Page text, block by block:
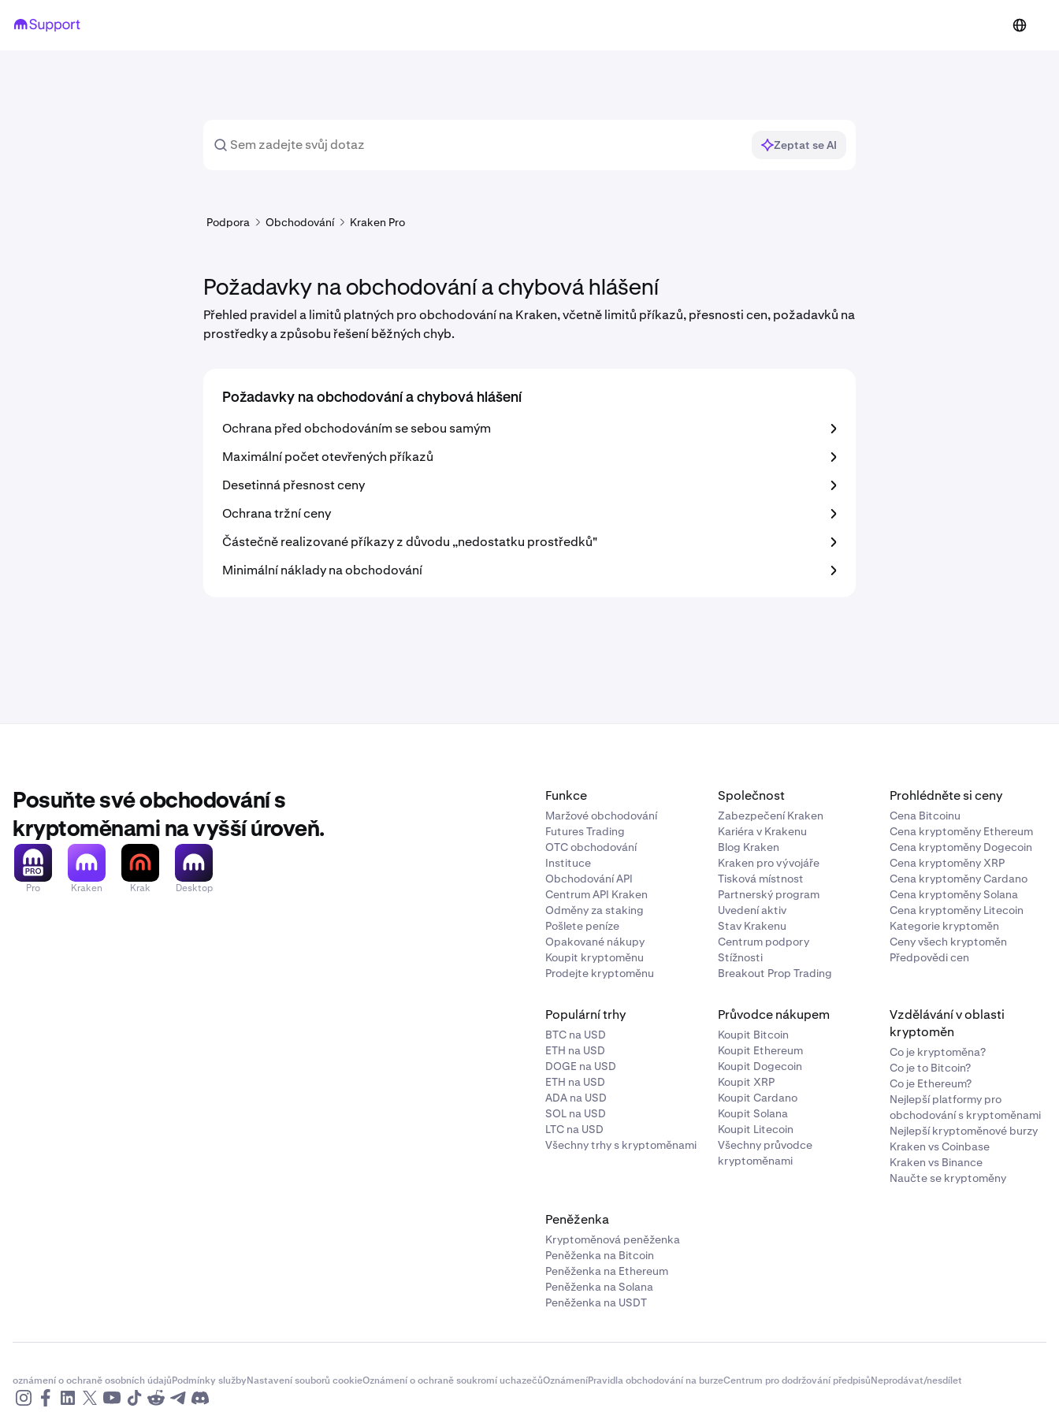
Zeptat se AI
Podpora Obchodování Kraken Pro
Požadavky na obchodování a chybová hlášení
Přehled pravidel a limitů platných pro obchodování na Kraken, včetně limitů příkazů, přesnosti cen, požadavků na
prostředky a způsobu řešení běžných chyb.
Požadavky na obchodování a chybová hlášení
Ochrana před obchodováním se sebou samým
Maximální počet otevřených příkazů
Desetinná přesnost ceny
Ochrana tržní ceny
Částečně realizované příkazy z důvodu „nedostatku prostředků"
Minimální náklady na obchodování
Posuňte své obchodování s
kryptoměnami na vyšší úroveň.
Pro Kraken Krak Desktop
Funkce
Maržové obchodování
Futures Trading
OTC obchodování
Instituce
Obchodování API
Centrum API Kraken
Odměny za staking
Pošlete peníze
Opakované nákupy
Koupit kryptoměnu
Prodejte kryptoměnu
Společnost
Zabezpečení Kraken
Kariéra v Krakenu
Blog Kraken
Kraken pro vývojáře
Tisková místnost
Partnerský program
Uvedení aktiv
Stav Krakenu
Centrum podpory
Stížnosti
Breakout Prop Trading
Prohlédněte si ceny
Cena Bitcoinu
Cena kryptoměny Ethereum
Cena kryptoměny Dogecoin
Cena kryptoměny XRP
Cena kryptoměny Cardano
Cena kryptoměny Solana
Cena kryptoměny Litecoin
Kategorie kryptoměn
Ceny všech kryptoměn
Předpovědi cen
Populární trhy
BTC na USD
ETH na USD
DOGE na USD
ETH na USD
ADA na USD
SOL na USD
LTC na USD
Všechny trhy s kryptoměnami
Průvodce nákupem
Koupit Bitcoin
Koupit Ethereum
Koupit Dogecoin
Koupit XRP
Koupit Cardano
Koupit Solana
Koupit Litecoin
Všechny průvodce
kryptoměnami
Vzdělávání v oblasti
kryptoměn
Co je kryptoměna?
Co je to Bitcoin?
Co je Ethereum?
Nejlepší platformy pro
obchodování s kryptoměnami
Nejlepší kryptoměnové burzy
Kraken vs Coinbase
Kraken vs Binance
Naučte se kryptoměny
Peněženka
Kryptoměnová peněženka
Peněženka na Bitcoin
Peněženka na Ethereum
Peněženka na Solana
Peněženka na USDT
oznámení o ochraně osobních údajůPodmínky službyNastavení souborů cookieOznámení o ochraně soukromí uchazečůOznámeníPravidla obchodování na burzeCentrum pro dodržování předpisůNeprodávat/nesdílet